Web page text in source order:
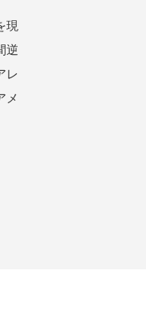
現
逆
レ
メ